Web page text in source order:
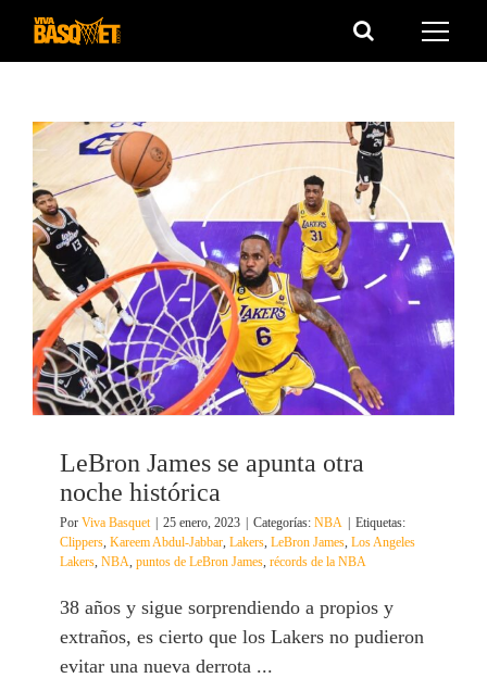
Saltar
LeBron James se apunta otra
noche histórica
Por Viva Basquet | 25 enero, 2023 | Categorías: NBA | Etiquetas:
Clippers Kareem Abdul-Jabbar Lakers LeBron James Los Angeles
Lakers NBA puntos de LeBron James récords de la NBA
38 años y sigue sorprendiendo a propios y
extraños, es cierto que los Lakers no pudieron
evitar una nueva derrota ...